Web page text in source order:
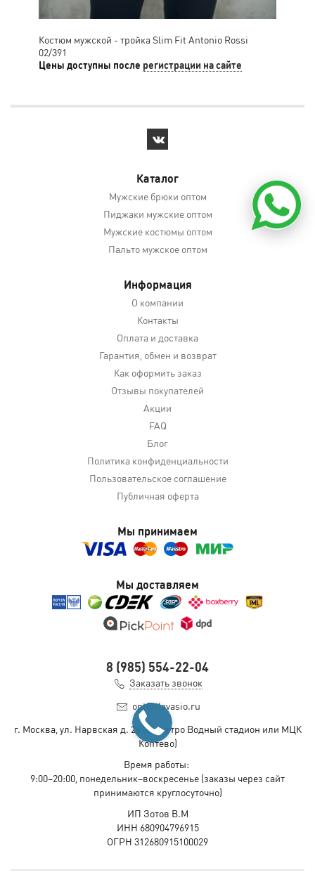
Костюм мужской - тройка Slim Fit Antonio Rossi
02/391
Цены доступны после регистрации на сайте
Каталог
Мужские брюки оптом
Пиджаки мужские оптом
Мужские костюмы оптом
Пальто мужское оптом
Информация
О компании
Контакты
Оплата и доставка
Гарантия, обмен и возврат
Как оформить заказ
Отзывы покупателей
Акции
FAQ
Блог
Политика конфиденциальности
Пользовательское соглашение
Публичная оферта
Мы принимаем
Мы доставляем
8 (985) 554-22-04
Заказать звонок
opt@slavasio.ru
г. Москва, ул. Нарвская д. 2а
(ст. метро Водный стадион или МЦК
Коптево)
Время работы:
9:00–20:00, понедельник–воскресенье (заказы через сайт
принимаются круглосуточно)
ИП Зотов В.М
ИНН 680904796915
ОГРН 312680915100029